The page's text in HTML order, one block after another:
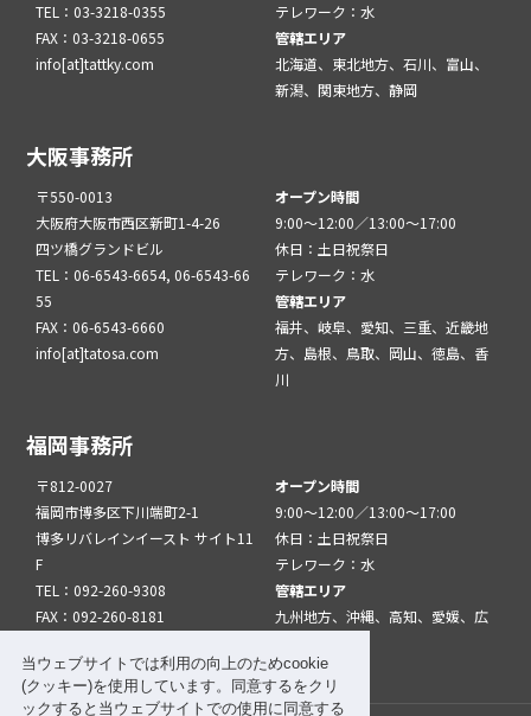
当ウェブサイトでは利用の向上のためcookie
(クッキー)を使用しています。同意するをクリ
ックすると当ウェブサイトでの使用に同意する
TEL：03-3218-0355
FAX：03-3218-0655
info[at]tattky.com
テレワーク：水
管轄エリア
北海道、東北地方、石川、富山、
新潟、関東地方、静岡
大阪事務所
〒550-0013
大阪府大阪市西区新町1-4-26
四ツ橋グランドビル
TEL：06-6543-6654, 06-6543-66
55
FAX：06-6543-6660
info[at]tatosa.com
オープン時間
9:00～12:00／13:00～17:00
休日：土日祝祭日
テレワーク：水
管轄エリア
福井、岐阜、愛知、三重、近畿地
方、島根、鳥取、岡山、徳島、香
川
福岡事務所
〒812-0027
福岡市博多区下川端町2-1
博多リバレインイースト サイト11
F
TEL：092-260-9308
FAX：092-260-8181
オープン時間
9:00～12:00／13:00～17:00
休日：土日祝祭日
テレワーク：水
管轄エリア
九州地方、沖縄、高知、愛媛、広